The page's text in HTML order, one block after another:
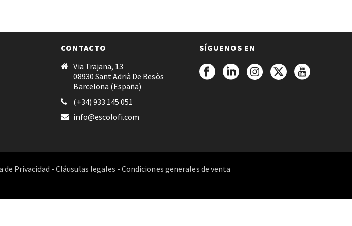
CONTACTO
Via Trajana, 13
08930 Sant Adrià De Besòs
Barcelona (España)
(+34) 933 145 051
info@escolofi.com
SÍGUENOS EN
de Privacidad - Cláusulas legales - Condiciones generales de venta